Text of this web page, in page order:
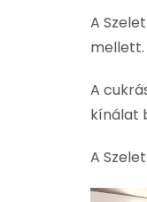
A
mellett.
A
kínálat
A